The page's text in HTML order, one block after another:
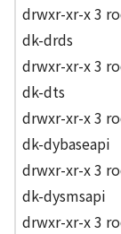
drwxr-xr-x 3
dk-drds
drwxr-xr-x 3
dk-dts
drwxr-xr-x 3
dk-dybaseapi
drwxr-xr-x 3
dk-dysmsapi
drwxr-xr-x 3